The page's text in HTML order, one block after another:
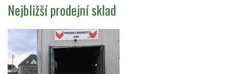
Nejbližší prodejní sklad